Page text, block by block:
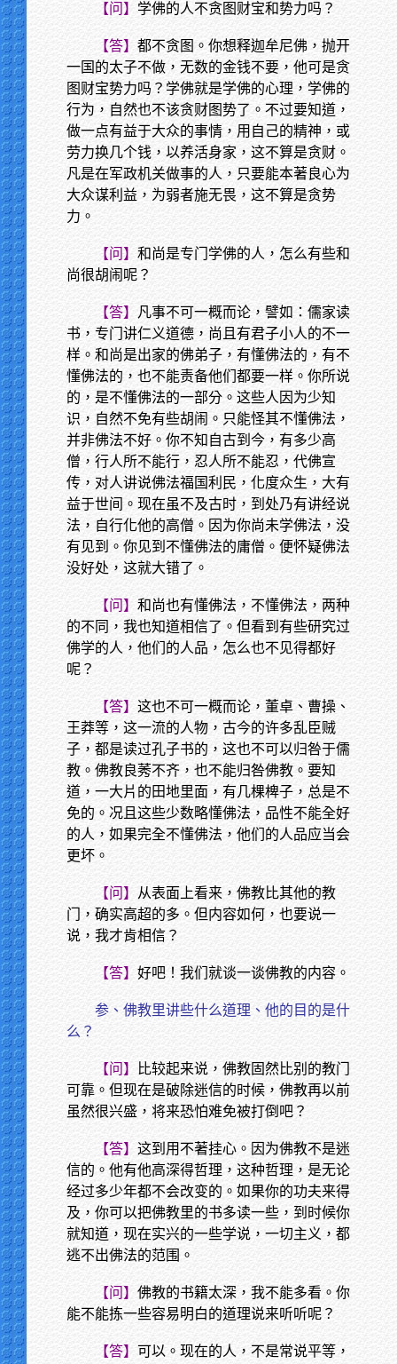
【问】 学佛的人不贪图财宝和势力吗？
【答】 都不贪图。你想释迦牟尼佛，抛开
一国的太子不做，无数的金钱不要，他可是贪
图财宝势力吗？学佛就是学佛的心理，学佛的
行为，自然也不该贪财图势了。不过要知道，
做一点有益于大众的事情，用自己的精神，或
劳力换几个钱，以养活身家，这不算是贪财。
凡是在军政机关做事的人，只要能本著良心为
大众谋利益，为弱者施无畏，这不算是贪势
力。
【问】 和尚是专门学佛的人，怎么有些和
尚很胡闹呢？
【答】
凡事不可一概而论，譬如：儒家读
书，专门讲仁义道德，尚且有君子小人的不一
样。和尚是出家的佛弟子，有懂佛法的，有不
懂佛法的，也不能责备他们都要一样。你所说
的，是不懂佛法的一部分。这些人因为少知
识，自然不免有些胡闹。只能怪其不懂佛法，
并非佛法不好。你不知自古到今，有多少高
僧，行人所不能行，忍人所不能忍，代佛宣
传，对人讲说佛法福国利民，化度众生，大有
益于世间。现在虽不及古时，到处乃有讲经说
法，自行化他的高僧。因为你尚未学佛法，没
有见到。你见到不懂佛法的庸僧。便怀疑佛法
没好处，这就大错了。
【问】 和尚也有懂佛法，不懂佛法，两种
的不同，我也知道相信了。但看到有些研究过
佛学的人，他们的人品，怎么也不见得都好
呢？
【答】 这也不可一概而论，董卓、曹操、
王莽等，这一流的人物，古今的许多乱臣贼
子，都是读过孔子书的，这也不可以归咎于儒
教。佛教良莠不齐，也不能归咎佛教。要知
道，一大片的田地里面，有几棵椑子，总是不
免的。况且这些少数略懂佛法，品性不能全好
的人，如果完全不懂佛法，他们的人品应当会
更坏。
【问】
从表面上看来，佛教比其他的教
门，确实高超的多。但内容如何，也要说一
说，我才肯相信？
【答】 好吧！我们就谈一谈佛教的内容。
参、佛教里讲些什么道理、他的目的是什
么？
【问】
比较起来说，佛教固然比别的教门
可靠。但现在是破除迷信的时候，佛教再以前
虽然很兴盛，将来恐怕难免被打倒吧？
【答】 这到用不著挂心。因为佛教不是迷
信的。他有他高深得哲理，这种哲理，是无论
经过多少年都不会改变的。如果你的功夫来得
及，你可以把佛教里的书多读一些，到时候你
就知道，现在实兴的一些学说，一切主义，都
逃不出佛法的范围。
【问】 佛教的书籍太深，我不能多看。你
能不能拣一些容易明白的道理说来听听呢？
【答】 可以。现在的人，不是常说平等，